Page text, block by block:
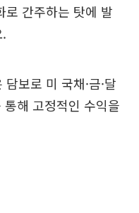
로 간주하는 탓에 발
보로 미 국채·금·달
해 고정적인 수익을